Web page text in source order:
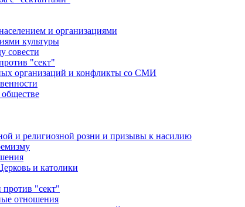
и организациями
культуры
совести
"сект"
организаций и конфликты со СМИ
и религиозной розни и призывы к насилию
и католики
"сект"
отношения